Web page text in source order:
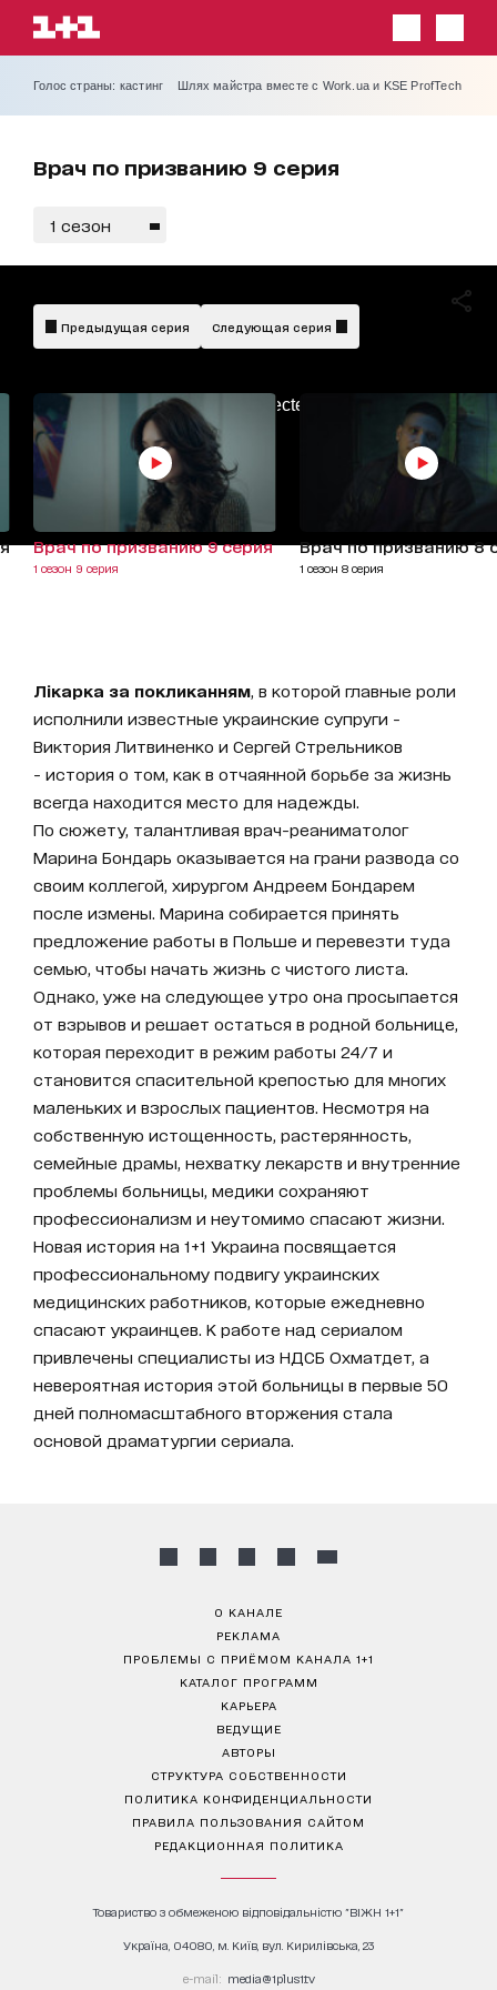
Голос страны: кастинг Шлях майстра вместе с Work.ua и KSE ProfTech
Врач по призванию 9 серия
1 сезон
AdBlockDetected!
Предыдущая серия Следующая серия
Врач по призванию 9 серия
1 сезон 9 серия
Врач по призванию 8
1 сезон 8 серия
Лікарка за покликанням , в которой главные роли
исполнили известные украинские супруги -
Виктория Литвиненко и Сергей Стрельников
- история о том, как в отчаянной борьбе за жизнь
всегда находится место для надежды.
По сюжету, талантливая врач-реаниматолог
Марина Бондарь оказывается на грани развода со
своим коллегой, хирургом Андреем Бондарем
после измены. Марина собирается принять
предложение работы в Польше и перевезти туда
семью, чтобы начать жизнь с чистого листа.
Однако, уже на следующее утро она просыпается
от взрывов и решает остаться в родной больнице,
которая переходит в режим работы 24/7 и
становится спасительной крепостью для многих
маленьких и взрослых пациентов. Несмотря на
собственную истощенность, растерянность,
семейные драмы, нехватку лекарств и внутренние
проблемы больницы, медики сохраняют
профессионализм и неутомимо спасают жизни.
Новая история на 1+1 Украина посвящается
профессиональному подвигу украинских
медицинских работников, которые ежедневно
спасают украинцев. К работе над сериалом
привлечены специалисты из НДСБ Охматдет, а
невероятная история этой больницы в первые 50
дней полномасштабного вторжения стала
основой драматургии сериала.
О КАНАЛЕ
РЕКЛАМА
ПРОБЛЕМЫ С ПРИЁМОМ КАНАЛА 1+1
КАТАЛОГ ПРОГРАММ
КАРЬЕРА
ВЕДУЩИЕ
АВТОРЫ
СТРУКТУРА СОБСТВЕННОСТИ
ПОЛИТИКА КОНФИДЕНЦИАЛЬНОСТИ
ПРАВИЛА ПОЛЬЗОВАНИЯ САЙТОМ
РЕДАКЦИОННАЯ ПОЛИТИКА
Товариство з обмеженою відповідальністю "ВІЖН 1+1"
Україна, 04080, м. Київ, вул. Кирилівська, 23
е-mail: media@1plus1.tv